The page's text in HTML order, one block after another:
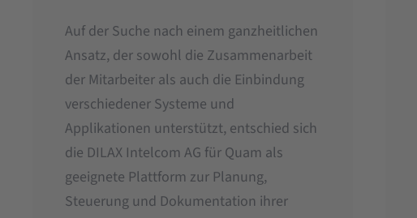
Auf der Suche nach einem ganzheitlichen
Ansatz, der sowohl die Zusammenarbeit
der Mitarbeiter als auch die Einbindung
verschiedener Systeme und
Applikationen unterstützt, entschied sich
die DILAX Intelcom AG für Quam als
geeignete Plattform zur Planung,
Steuerung und Dokumentation ihrer